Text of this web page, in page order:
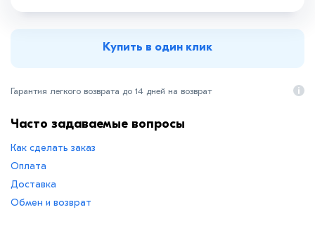
Купить в один клик
Гарантия легкого возврата до 14 дней на возврат
Часто задаваемые вопросы
Как сделать заказ
Оплата
Доставка
Обмен и возврат